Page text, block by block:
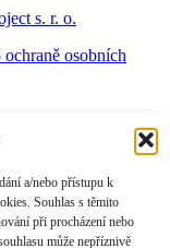
a/nebo přístupu k
Souhlas s těmito
při procházení nebo
může nepříznivě
s. r. o.
ochraně osobních